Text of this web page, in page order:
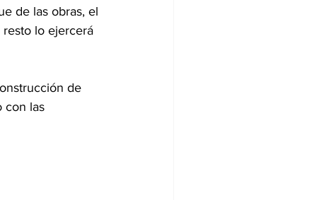
de las obras, el
resto lo ejercerá
de
con las